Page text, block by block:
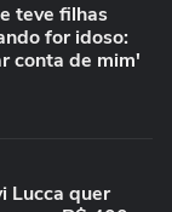
teve filhas
for idoso:
conta de mim'
Lucca quer